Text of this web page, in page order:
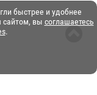
быстрее и удобнее
сайтом, вы соглашаетесь
.